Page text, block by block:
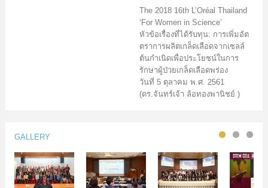
The 2018 16th L’Oréal Thailand
‘For Women in Science’
หัวข้อเรื่องที่ได้รับทุน: การเพิ่มอัต
ตราการผลิตเกล็ดเลือดจากเซลล์
ต้นกำเนิดเพื่อประโยชน์ในการ
รักษาผู้ป่วยเกล็ดเลือดพร่อง
วันที่ 5 ตุลาคม พ.ศ. 2561
(ดร.จันทร์เจ้า ล้อทองพานิชย์ )
GALLERY